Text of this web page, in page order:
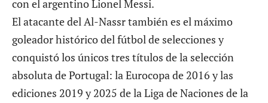
con el argentino Lionel Messi.
El atacante del Al-Nassr también es el máximo
goleador histórico del fútbol de selecciones y
conquistó los únicos tres títulos de la selección
absoluta de Portugal: la Eurocopa de 2016 y las
ediciones 2019 y 2025 de la Liga de Naciones de la